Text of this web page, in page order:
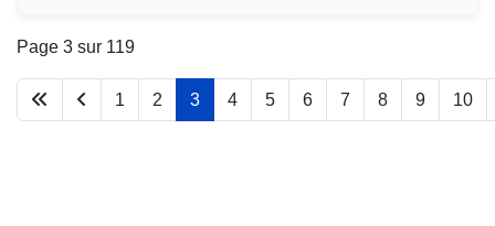
Page 3 sur 119
1 2 3 4 5 6 7 8 9 10